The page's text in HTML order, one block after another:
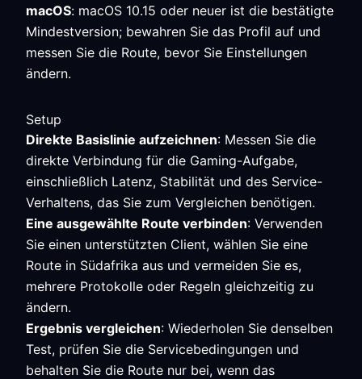
macOS: macOS 10.15 oder neuer ist die bestätigte
Mindestversion; bewahren Sie das Profil auf und
messen Sie die Route, bevor Sie Einstellungen
ändern.
Setup
Direkte Basislinie aufzeichnen: Messen Sie die
direkte Verbindung für die Gaming-Aufgabe,
einschließlich Latenz, Stabilität und des Service-
Verhaltens, das Sie zum Vergleichen benötigen.
Eine ausgewählte Route verbinden: Verwenden
Sie einen unterstützten Client, wählen Sie eine
Route in Südafrika aus und vermeiden Sie es,
mehrere Protokolle oder Regeln gleichzeitig zu
ändern.
Ergebnis vergleichen: Wiederholen Sie denselben
Test, prüfen Sie die Servicebedingungen und
behalten Sie die Route nur bei, wenn das